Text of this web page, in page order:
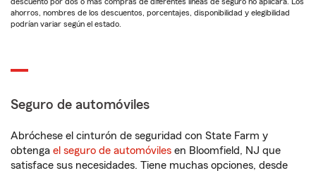
descuento por dos o más compras de diferentes líneas de seguro no aplicará. Los
ahorros, nombres de los descuentos, porcentajes, disponibilidad y elegibilidad
podrían variar según el estado.
Seguro de automóviles
Abróchese el cinturón de seguridad con State Farm y
obtenga el seguro de automóviles en Bloomfield, NJ que
satisface sus necesidades. Tiene muchas opciones, desde